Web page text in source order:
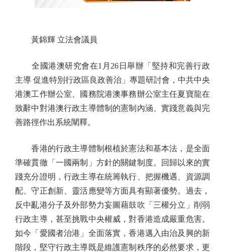
黃錦輝 立法會議員
全國港澳研究會在1月26日舉辦「堅持和完善行政
主導 促進特別行政區良政善治」專題研討會，中共中央
港澳工作辦公室、國務院港澳事務辦公室主任夏寶龍在
致辭中對港澳行政主導體制的憲制內涵、實踐意義與完
善路徑作出系統闡釋。
香港的行政主導體制根植於憲法和基本法，是全面
準確貫徹「一國兩制」方針的關鍵制度。回歸以來的實
踐充分證明，行政主導在統籌執行、把握機遇、資源調
配、守正創新、靈活應變等方面具有顯著優勢。過去，
反中亂港分子及外部勢力妄圖藉鼓吹「三權分立」削弱
行政主導，甚至挑戰中央權威，對香港造成嚴重危害。
如今「愛國者治港」全面落實，香港邁入由治及興的新
階段，堅守行政主導既是維護憲制秩序的必然要求，更